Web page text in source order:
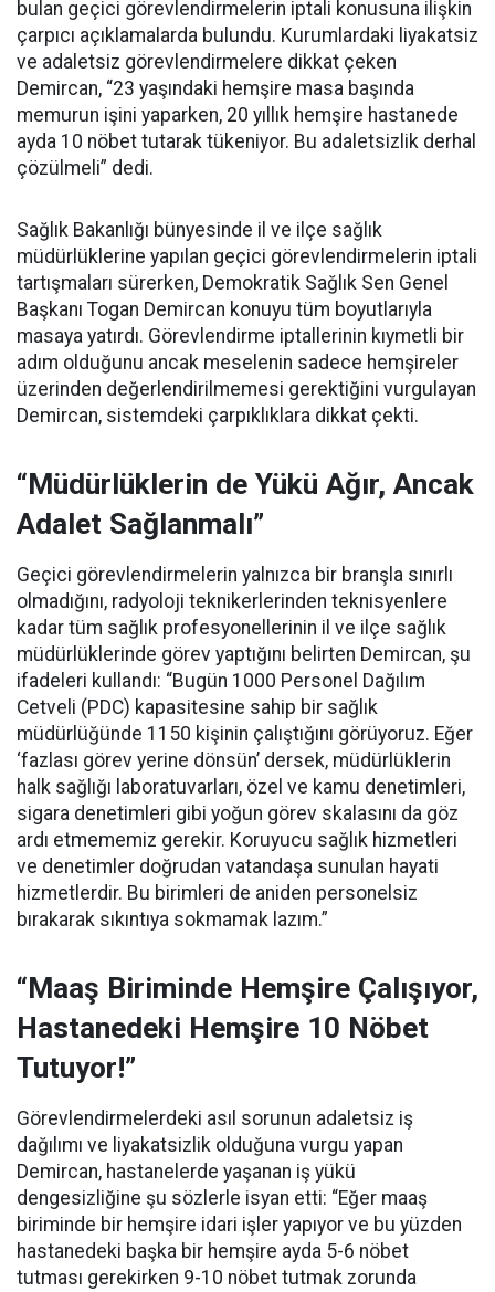
bulan geçici görevlendirmelerin iptali konusuna ilişkin
çarpıcı açıklamalarda bulundu. Kurumlardaki liyakatsiz
ve adaletsiz görevlendirmelere dikkat çeken
Demircan, “23 yaşındaki hemşire masa başında
memurun işini yaparken, 20 yıllık hemşire hastanede
ayda 10 nöbet tutarak tükeniyor. Bu adaletsizlik derhal
çözülmeli” dedi.
Sağlık Bakanlığı bünyesinde il ve ilçe sağlık
müdürlüklerine yapılan geçici görevlendirmelerin iptali
tartışmaları sürerken, Demokratik Sağlık Sen Genel
Başkanı Togan Demircan konuyu tüm boyutlarıyla
masaya yatırdı. Görevlendirme iptallerinin kıymetli bir
adım olduğunu ancak meselenin sadece hemşireler
üzerinden değerlendirilmemesi gerektiğini vurgulayan
Demircan, sistemdeki çarpıklıklara dikkat çekti.
“Müdürlüklerin de Yükü Ağır, Ancak
Adalet Sağlanmalı”
Geçici görevlendirmelerin yalnızca bir branşla sınırlı
olmadığını, radyoloji teknikerlerinden teknisyenlere
kadar tüm sağlık profesyonellerinin il ve ilçe sağlık
müdürlüklerinde görev yaptığını belirten Demircan, şu
ifadeleri kullandı: “Bugün 1000 Personel Dağılım
Cetveli (PDC) kapasitesine sahip bir sağlık
müdürlüğünde 1150 kişinin çalıştığını görüyoruz. Eğer
‘fazlası görev yerine dönsün’ dersek, müdürlüklerin
halk sağlığı laboratuvarları, özel ve kamu denetimleri,
sigara denetimleri gibi yoğun görev skalasını da göz
ardı etmememiz gerekir. Koruyucu sağlık hizmetleri
ve denetimler doğrudan vatandaşa sunulan hayati
hizmetlerdir. Bu birimleri de aniden personelsiz
bırakarak sıkıntıya sokmamak lazım.”
“Maaş Biriminde Hemşire Çalışıyor,
Hastanedeki Hemşire 10 Nöbet
Tutuyor!”
Görevlendirmelerdeki asıl sorunun adaletsiz iş
dağılımı ve liyakatsizlik olduğuna vurgu yapan
Demircan, hastanelerde yaşanan iş yükü
dengesizliğine şu sözlerle isyan etti: “Eğer maaş
biriminde bir hemşire idari işler yapıyor ve bu yüzden
hastanedeki başka bir hemşire ayda 5-6 nöbet
tutması gerekirken 9-10 nöbet tutmak zorunda